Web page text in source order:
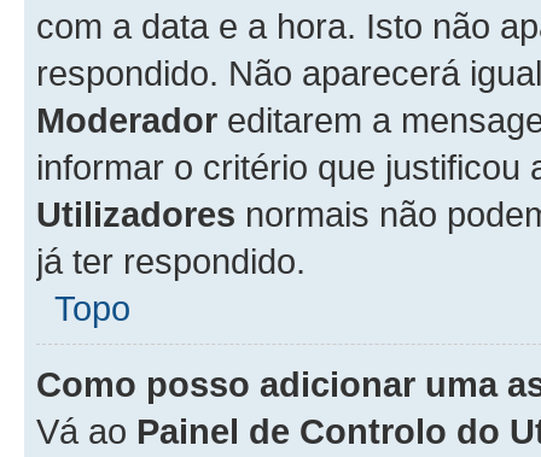
com a data e a hora. Isto não
respondido. Não aparecerá
Moderador editarem a
informar o critério que
Utilizadores normais não
já ter respondido.
Topo
Como posso adicionar uma
Vá ao Painel de Controlo do